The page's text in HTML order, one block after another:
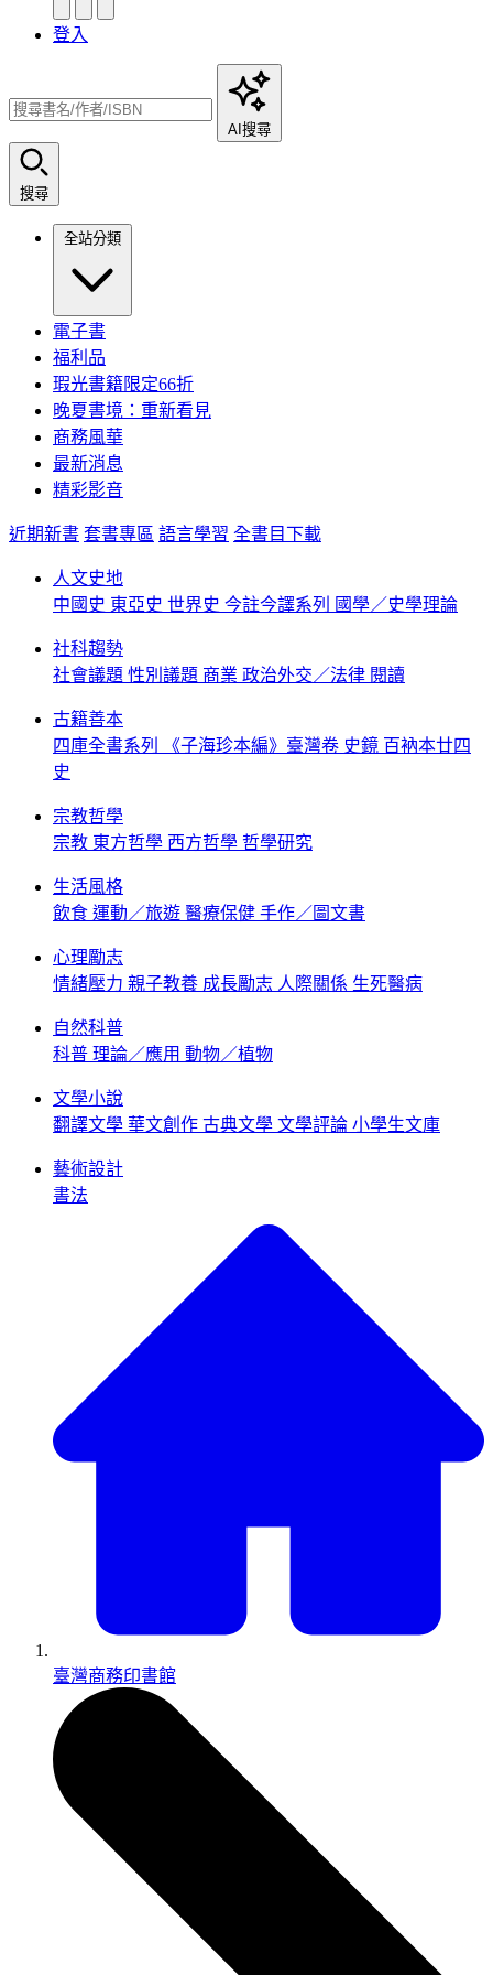
登入
AI搜尋
搜尋
全站分類
電子書
福利品
瑕光書籍限定66折
晚夏書境：重新看見
商務風華
最新消息
精彩影音
近期新書 套書專區 語言學習 全書目下載
人文史地
中國史 東亞史 世界史 今註今譯系列 國學／史學理論
社科趨勢
社會議題 性別議題 商業 政治外交／法律 閱讀
古籍善本
四庫全書系列
《子海珍本編》臺灣卷 史鏡 百衲本廿四
史
宗教哲學
宗教 東方哲學 西方哲學 哲學研究
生活風格
飲食 運動／旅遊 醫療保健 手作／圖文書
心理勵志
情緒壓力 親子教養 成長勵志 人際關係 生死醫病
自然科普
科普 理論／應用 動物／植物
文學小說
翻譯文學 華文創作 古典文學 文學評論 小學生文庫
藝術設計
書法
臺灣商務印書館